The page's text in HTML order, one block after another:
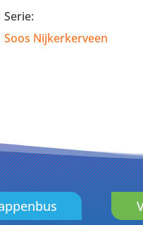
Serie:
Soos Nijkerkerveen